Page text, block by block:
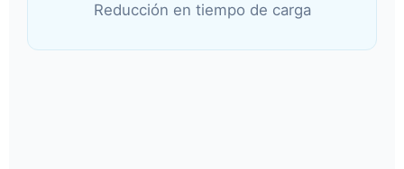
Reducción en tiempo de carga